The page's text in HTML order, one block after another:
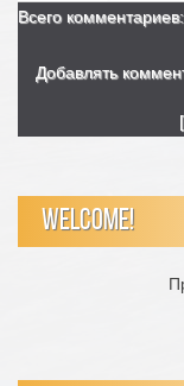
Всего комментариев:
Добавлять
[
WELCOME!